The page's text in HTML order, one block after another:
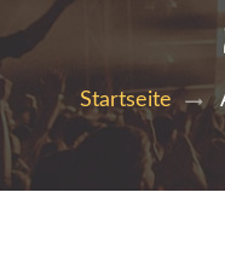
Startseite